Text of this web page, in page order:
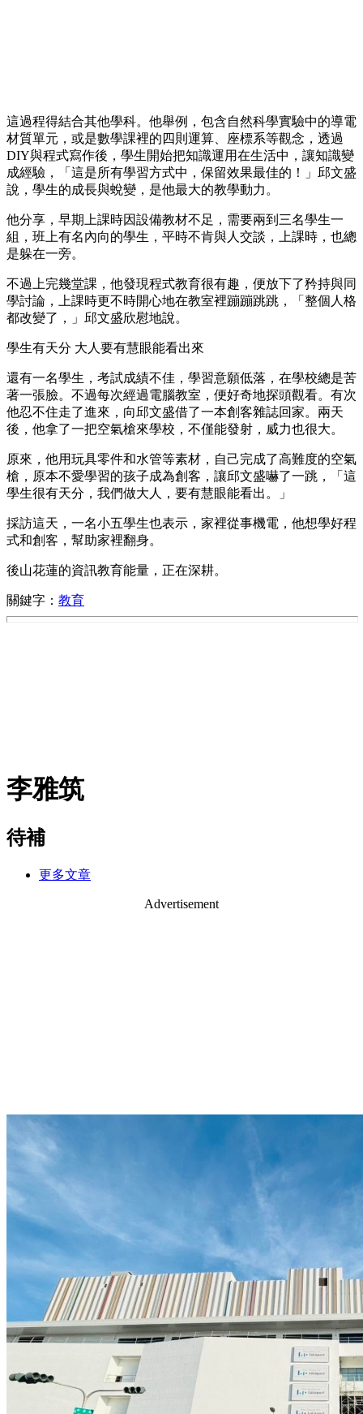
這過程得結合其他學科。他舉例，包含自然科學實驗中的導電
材質單元，或是數學課裡的四則運算、座標系等觀念，透過
DIY與程式寫作後，學生開始把知識運用在生活中，讓知識變
成經驗，「這是所有學習方式中，保留效果最佳的！」邱文盛
說，學生的成長與蛻變，是他最大的教學動力。
他分享，早期上課時因設備教材不足，需要兩到三名學生一
組，班上有名內向的學生，平時不肯與人交談，上課時，也總
是躲在一旁。
不過上完幾堂課，他發現程式教育很有趣，便放下了矜持與同
學討論，上課時更不時開心地在教室裡蹦蹦跳跳，「整個人格
都改變了，」邱文盛欣慰地說。
學生有天分 大人要有慧眼能看出來
還有一名學生，考試成績不佳，學習意願低落，在學校總是苦
著一張臉。不過每次經過電腦教室，便好奇地探頭觀看。有次
他忍不住走了進來，向邱文盛借了一本創客雜誌回家。兩天
後，他拿了一把空氣槍來學校，不僅能發射，威力也很大。
原來，他用玩具零件和水管等素材，自己完成了高難度的空氣
槍，原本不愛學習的孩子成為創客，讓邱文盛嚇了一跳，「這
學生很有天分，我們做大人，要有慧眼能看出。」
採訪這天，一名小五學生也表示，家裡從事機電，他想學好程
式和創客，幫助家裡翻身。
後山花蓮的資訊教育能量，正在深耕。
關鍵字： 教育
李雅筑
待補
更多文章
Advertisement